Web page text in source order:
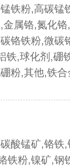
铁粉,高碳锰
属铬,氮化
铬铁粉,微碳
铁,球化剂,硼
粉,其他,铁合
酸锰矿,铬铁
铁粉,镍矿,钢